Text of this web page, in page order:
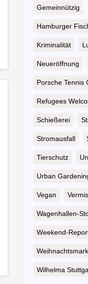
Gemeinnützig
Hamburger
Kriminalität
Neueröffnung
Porsche Tennis
Refugees
Schießerei
Stromausfall
Tierschutz
Urban
Vegan
Wagenhallen-
Weekend-
Wilhelma